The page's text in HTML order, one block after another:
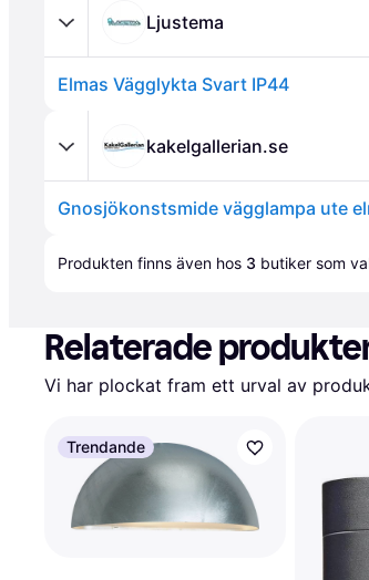
Ljustema
Elmas Vägglykta Svart IP44
kakelgallerian.se
Gnosjökonstsmide vägglampa ute
Produkten finns även hos 3 butiker som
Relaterade
Vi har plockat fram ett urval av
Trendande